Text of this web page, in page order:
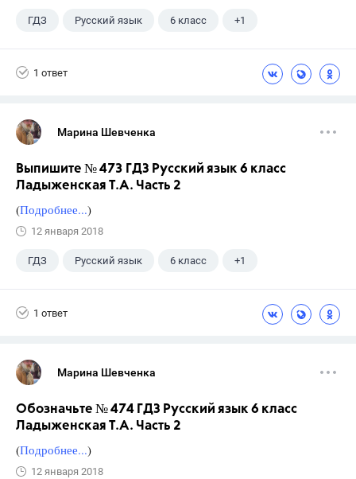
ГДЗ Русский язык 6 класс +1
1 ответ
Марина Шевченка
Выпишите № 473 ГДЗ Русский язык 6 класс
Ладыженская Т.А. Часть 2
(Подробнее...)
12 января 2018
ГДЗ Русский язык 6 класс +1
1 ответ
Марина Шевченка
Обозначьте № 474 ГДЗ Русский язык 6 класс
Ладыженская Т.А. Часть 2
(Подробнее...)
12 января 2018